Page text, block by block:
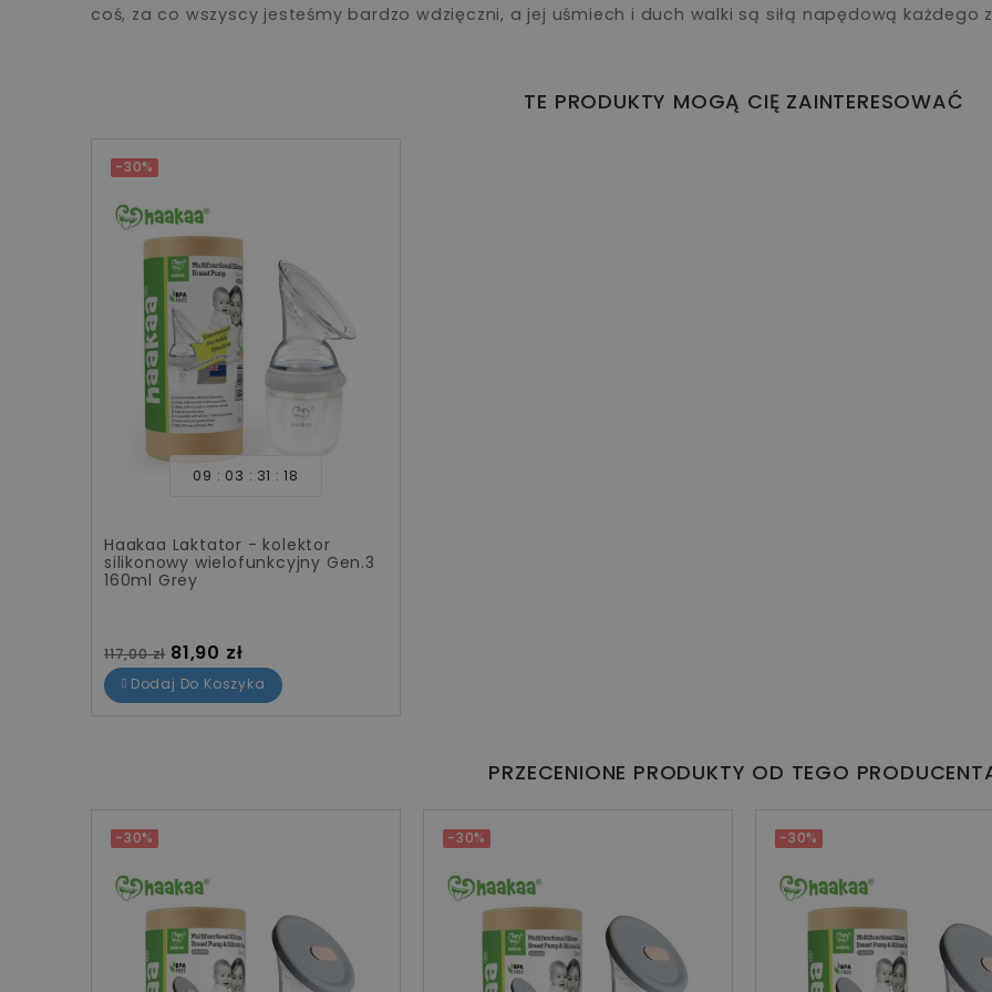
coś, za co wszyscy jesteśmy bardzo wdzięczni, a jej uśmiech i duch walki są siłą napędową każdego
TE PRODUKTY MOGĄ CIĘ ZAINTERESOWAĆ
-30%
09 03 31 17
Haakaa Laktator - kolektor
silikonowy wielofunkcyjny Gen.3
160ml Grey
Cena standardowa
117,00 zł Cena
81,90 zł
Dodaj Do Koszyka
PRZECENIONE PRODUKTY OD TEGO
-30% -30% -30%